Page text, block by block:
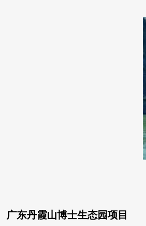
广东丹霞山博士生态园项目